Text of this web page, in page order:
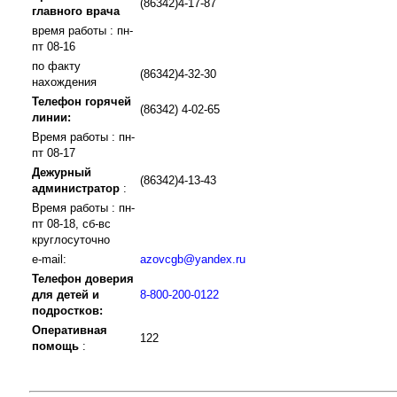
главного врача
(86342)4-17-87
время работы : пн-
пт 08-16
по факту
нахождения
(86342)4-32-30
Телефон горячей
линии:
(86342) 4-02-65
Время работы : пн-
пт 08-17
Дежурный
администратор :
(86342)4-13-43
Время работы : пн-
пт 08-18, сб-вс
круглосуточно
e-mail:
azovcgb@yandex.ru
Телефон доверия
для детей и
подростков:
8-800-200-0122
Оперативная
помощь :
122